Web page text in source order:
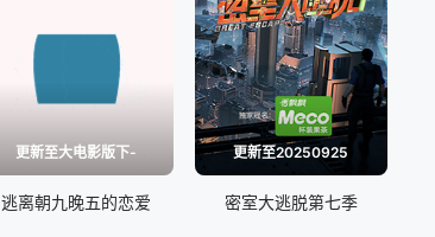
20260608(第7期加更)
20260613. 熟人局
20260615第8期特别加更
更新至大电影版下-
逃离朝九晚五的恋爱
更新至20250925
密室大逃脱第七季